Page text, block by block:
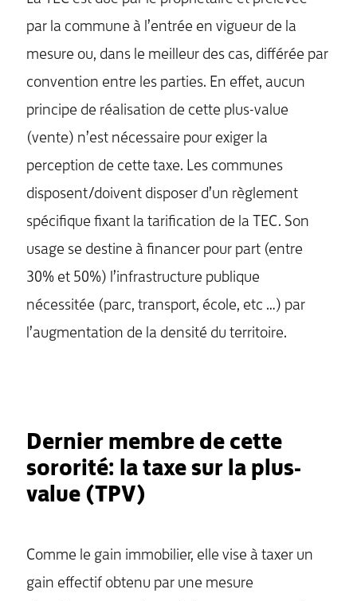
par la commune à l’entrée en vigueur de la
mesure ou, dans le meilleur des cas, différée par
convention entre les parties. En effet, aucun
principe de réalisation de cette plus-value
(vente) n’est nécessaire pour exiger la
perception de cette taxe. Les communes
disposent/doivent disposer d’un règlement
spécifique fixant la tarification de la TEC. Son
usage se destine à financer pour part (entre
30% et 50%) l’infrastructure publique
nécessitée (parc, transport, école, etc …) par
l’augmentation de la densité du territoire.
Dernier membre de cette
sororité: la taxe sur la plus-
value (TPV)
Comme le gain immobilier, elle vise à taxer un
gain effectif obtenu par une mesure